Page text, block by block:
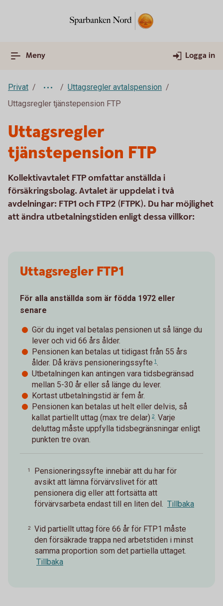
Meny Logga in
Privat
Uttagsregler avtalspension
Uttagsregler tjänstepension FTP
Uttagsregler
tjänstepension FTP
Kollektivavtalet FTP omfattar anställda i
försäkringsbolag. Avtalet är uppdelat i två
avdelningar: FTP1 och FTP2 (FTPK). Du har möjlighet
att ändra utbetalningstiden enligt dessa villkor:
Uttagsregler FTP1
För alla anställda som är födda 1972 eller
senare
Gör du inget val betalas pensionen ut så länge du
lever och vid 66 års ålder.
Pensionen kan betalas ut tidigast från 55 års
ålder. Då krävs pensioneringssyfte 1.
Utbetalningen kan antingen vara tidsbegränsad
mellan 5-30 år eller så länge du lever.
Kortast utbetalningstid är fem år.
Pensionen kan betalas ut helt eller delvis, så
kallat partiellt uttag (max tre delar) 2. Varje
deluttag måste uppfylla tidsbegränsningar enligt
punkten tre ovan.
1
Pensioneringssyfte innebär att du har för
avsikt att lämna förvärvslivet för att
pensionera dig eller att fortsätta att
förvärvsarbeta endast till en liten del. Tillbaka
2
Vid partiellt uttag före 66 år för FTP1 måste
den försäkrade trappa ned arbetstiden i minst
samma proportion som det partiella uttaget.
Tillbaka